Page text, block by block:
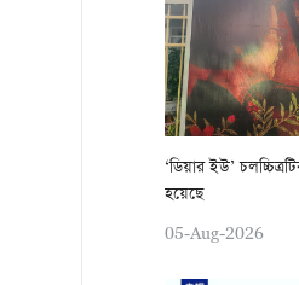
‘ডিয়ার ইউ’
হয়েছে
05-Aug-2026